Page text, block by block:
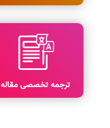
ترجمه تخصصی مقاله